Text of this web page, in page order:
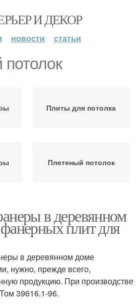
И ДЕКОР
новости статьи
Плиты для потолка
Плетеный потолок
в деревянном
плит для
в деревянном доме
нужно, прежде всего,
продукцию. При производстве
39616.1-96.